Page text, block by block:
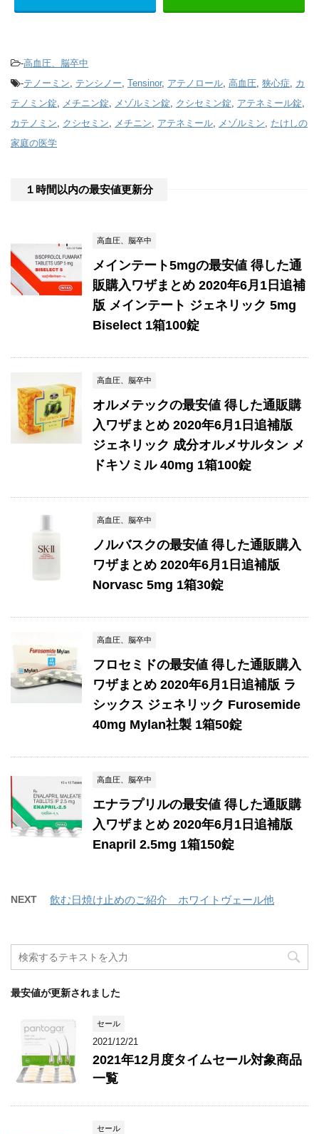
-高血圧、脳卒中
-テノーミン, テンシノー, Tensinor, アテノロール, 高血圧, 狭心症, カ
テノミン錠, メチニン錠, メゾルミン錠, クシセミン錠, アテネミール錠,
カテノミン, クシセミン, メチニン, アテネミール, メゾルミン, たけしの
家庭の医学
１時間以内の最安値更新分
高血圧、脳卒中
メインテート5mgの最安値 得した通
販購入ワザまとめ 2020年6月1日追補
版 メインテート ジェネリック 5mg
Biselect 1箱100錠
高血圧、脳卒中
オルメテックの最安値 得した通販購
入ワザまとめ 2020年6月1日追補版
ジェネリック 成分オルメサルタン メ
ドキソミル 40mg 1箱100錠
高血圧、脳卒中
ノルバスクの最安値 得した通販購入
ワザまとめ 2020年6月1日追補版
Norvasc 5mg 1箱30錠
高血圧、脳卒中
フロセミドの最安値 得した通販購入
ワザまとめ 2020年6月1日追補版 ラ
シックス ジェネリック Furosemide
40mg Mylan社製 1箱50錠
高血圧、脳卒中
エナラプリルの最安値 得した通販購
入ワザまとめ 2020年6月1日追補版
Enapril 2.5mg 1箱150錠
NEXT 飲む日焼け止めのご紹介 ホワイトヴェール他
最安値が更新されました
セール
2021/12/21
2021年12月度タイムセール対象商品
一覧
セール